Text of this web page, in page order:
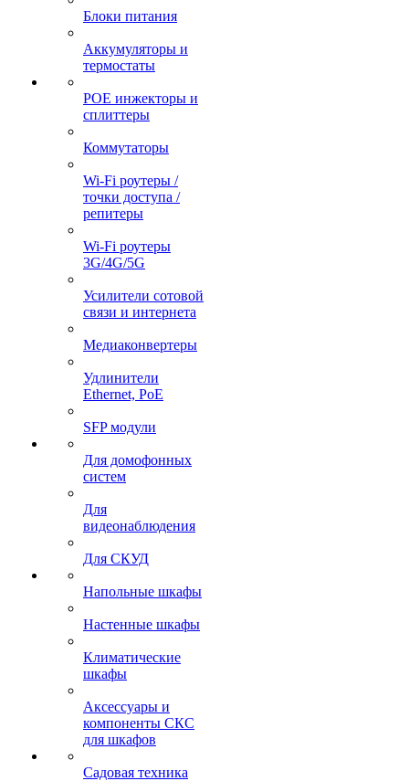
Блоки питания
Аккумуляторы и
термостаты
POE инжекторы и
сплиттеры
Коммутаторы
Wi-Fi роутеры /
точки доступа /
репитеры
Wi-Fi роутеры
3G/4G/5G
Усилители сотовой
связи и интернета
Медиаконвертеры
Удлинители
Ethernet, PoE
SFP модули
Для домофонных
систем
Для
видеонаблюдения
Для СКУД
Напольные шкафы
Настенные шкафы
Климатические
шкафы
Аксессуары и
компоненты СКС
для шкафов
Садовая техника